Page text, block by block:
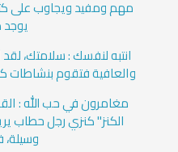
مهم ومفيد ويجاوب على
انتبه لنفسك : سلامتك،
والعافية فتقوم بنشاطات
مغامرون في حب الله :
الكنز" كنزي رجل حطاب